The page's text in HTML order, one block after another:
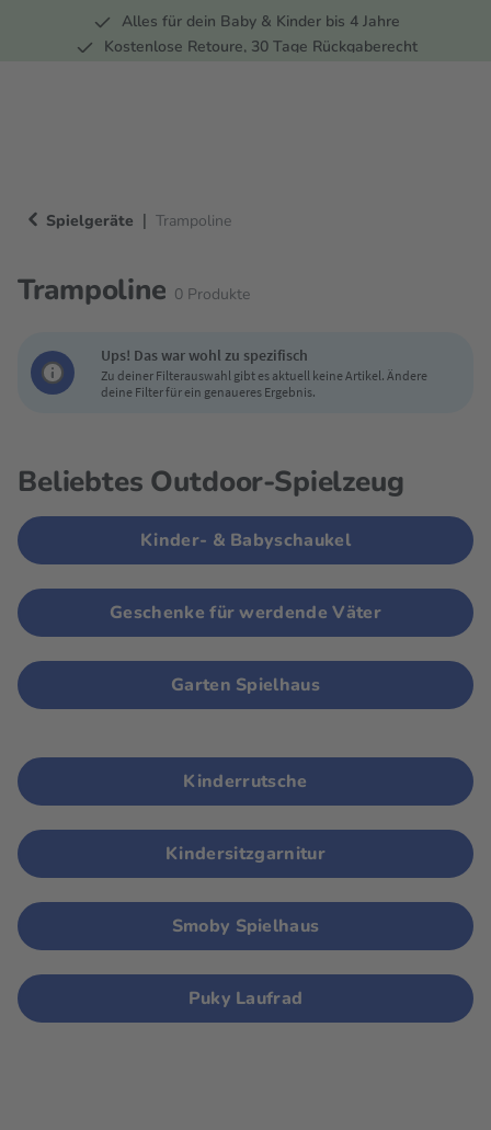
Zur Hauptnavigation springen
Alles für dein Baby & Kinder bis 4 Jahre
Kostenlose Retoure, 30 Tage Rückgaberecht
Spielgeräte | Trampoline
Trampoline 0 Produkte
Ups! Das war wohl zu spezifisch
Zu deiner Filterauswahl gibt es aktuell keine Artikel. Ändere
deine Filter für ein genaueres Ergebnis.
Beliebtes Outdoor-Spielzeug
Kinder- & Babyschaukel
Geschenke für werdende Väter
Garten Spielhaus
Kinderrutsche
Kindersitzgarnitur
Smoby Spielhaus
Puky Laufrad